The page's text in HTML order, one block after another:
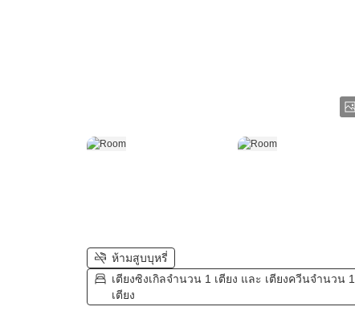
ห้ามสูบบุหรี่
เตียงซิงเกิลจำนวน 1 เตียง และ เตียงควีนจำนวน 1
เตียง